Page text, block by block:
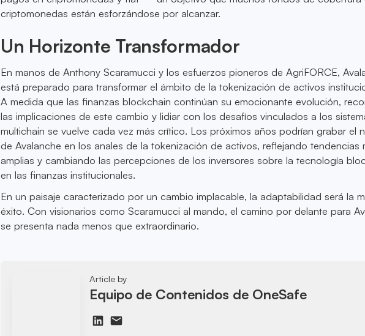
criptomonedas están esforzándose por alcanzar.
Un Horizonte Transformador
En manos de Anthony Scaramucci y los esfuerzos pioneros de AgriFORCE,
está preparado para transformar el ámbito de la tokenización de activos
A medida que las finanzas blockchain continúan su emocionante evolución,
las implicaciones de este cambio y lidiar con los desafíos vinculados a los
multichain se vuelve cada vez más crítico. Los próximos años podrían grabar el
de Avalanche en los anales de la tokenización de activos, reflejando tendencias
amplias y cambiando las percepciones de los inversores sobre la tecnología
en las finanzas institucionales.
En un paisaje caracterizado por un cambio implacable, la adaptabilidad será la
éxito. Con visionarios como Scaramucci al mando, el camino por delante para
se presenta nada menos que extraordinario.
Article by
Equipo de Contenidos de OneSafe